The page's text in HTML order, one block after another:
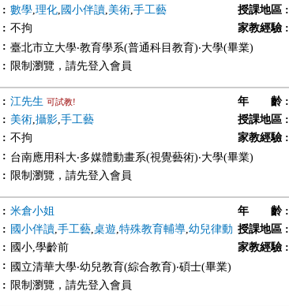
: 數學,理化, 國小伴讀,美術,手工藝 授課地區:
: 不拘 家教經驗:
: 臺北市立大學‧教育學系(普通科目教育)‧大學(畢業)
: 限制瀏覽，請先登入會員
: 江先生 可試教! 年 齡:
: 美術,攝影,手工藝 授課地區:
: 不拘 家教經驗:
: 台南應用科大‧多媒體動畫系(視覺藝術)‧大學(畢業)
: 限制瀏覽，請先登入會員
: 米倉小姐 年 齡:
: 國小伴讀,手工藝,桌遊,特殊教育輔導,幼兒律動 授課地區:
: 國小,學齡前 家教經驗:
: 國立清華大學‧幼兒教育(綜合教育)‧碩士(畢業)
: 限制瀏覽，請先登入會員